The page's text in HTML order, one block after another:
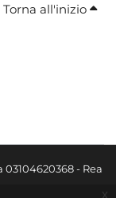
x
Torna all'inizio
- Rea